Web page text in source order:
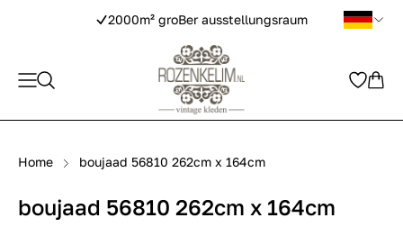
2000m² groBer ausstellungsraum
Home boujaad 56810 262cm x 164cm
boujaad 56810 262cm x 164cm